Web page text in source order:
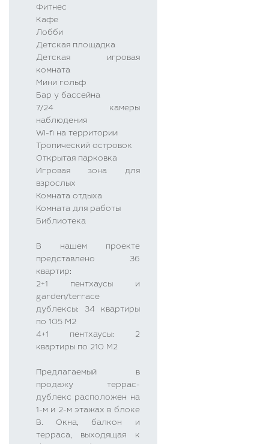
Фитнес
Кафе
Лобби
Детская площадка
Детская игровая
комната
Мини гольф
Бар у бассейна
7/24 камеры
наблюдения
Wi-fı на территории
Тропический островок
Открытая парковка
Игровая зона для
взрослых
Комната отдыха
Комната для работы
Библиотека
В нашем проекте
представлено 36
квартир:
2+1 пентхаусы и
garden/terrace
дублексы: 34 квартиры
по 105 М2
4+1 пентхаусы: 2
квартиры по 210 М2
Предлагаемый в
продажу террас-
дублекс расположен на
1-м и 2-м этажах в блоке
B. Окна, балкон и
терраса, выходящая к